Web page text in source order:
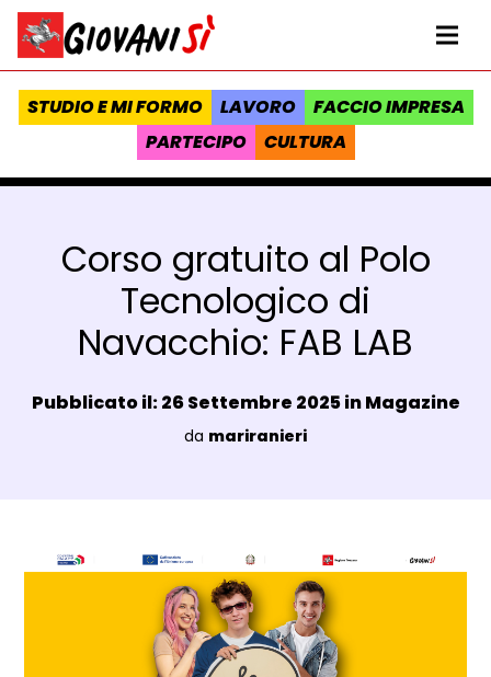
Vai al contenuto
Homepage Giovanisì - Progetto della Regione Toscana
STUDIO E MI FORMO LAVORO
FACCIO IMPRESA
PARTECIPO
CULTURA
Corso gratuito al Polo
Tecnologico di
Navacchio: FAB LAB
Data e ora:
Pubblicato il: 26 Settembre 2025 inMagazine
Luogo:
da mariranieri
Dettagli Post Magazine